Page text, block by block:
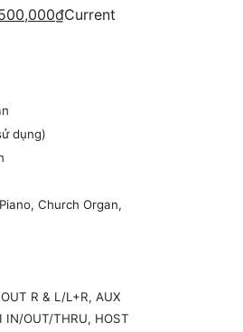
₫Current
dụng)
Church Organ,
R & L/L+R, AUX
IN/OUT/THRU, HOST